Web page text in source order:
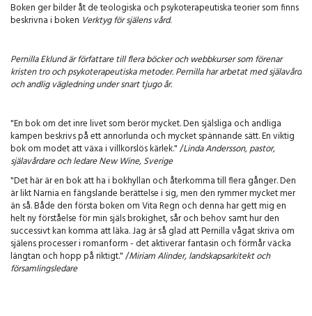
Boken ger bilder åt de teologiska och psykoterapeutiska teorier som finns
beskrivna i boken Verktyg för själens vård.
Pernilla Eklund är författare till flera böcker och webbkurser som förenar
kristen tro och psykoterapeutiska metoder. Pernilla har arbetat med själavård
och andlig vägledning under snart tjugo år.
"En bok om det inre livet som berör mycket. Den själsliga och andliga
kampen beskrivs på ett annorlunda och mycket spännande sätt. En viktig
bok om modet att växa i villkorslös kärlek." /Linda Andersson, pastor,
själavårdare och ledare New Wine, Sverige
"Det här är en bok att ha i bokhyllan och återkomma till flera gånger. Den
är likt Narnia en fängslande berättelse i sig, men den rymmer mycket mer
än så. Både den första boken om Vita Regn och denna har gett mig en
helt ny förståelse för min själs brokighet, sår och behov samt hur den
successivt kan komma att läka. Jag är så glad att Pernilla vågat skriva om
själens processer i romanform - det aktiverar fantasin och förmår väcka
längtan och hopp på riktigt." /Miriam Alinder, landskapsarkitekt och
församlingsledare